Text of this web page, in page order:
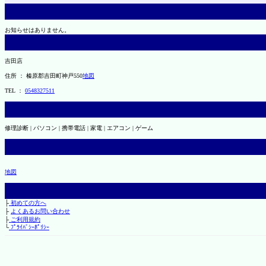
お知らせはありません。
吉田店
住所 ： 榛原郡吉田町神戸550地図
TEL ： 0548327511
修理診断 | パソコン | 携帯電話 | 家電 | エアコン | ゲーム
地図
├初めての方へ
├ よくあるお問い合わせ
├ご利用規約
└ﾌﾟﾗｲﾊﾞｼｰﾎﾟﾘｼｰ